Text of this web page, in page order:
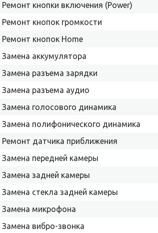
Ремонт кнопки включения (Power)
Ремонт кнопок громкости
Ремонт кнопок Home
Замена аккумулятора
Замена разъема зарядки
Замена разъема аудио
Замена голосового динамика
Замена полифонического динамика
Ремонт датчика приближения
Замена передней камеры
Замена задней камеры
Замена стекла задней камеры
Замена микрофона
Замена вибро-звонка